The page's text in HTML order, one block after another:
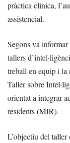
pràctica clínica,
assistencial.
Segons va
tallers
treball en equip i la
Taller sobre
orientat a integrar
residents (MIR).
L’objectiu del